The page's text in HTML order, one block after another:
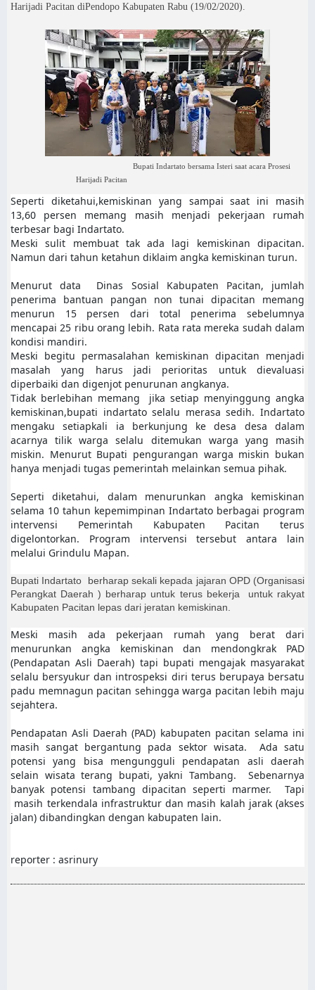
Harijadi Pacitan diPendopo Kabupaten Rabu (19/02/2020).
Bupati Indartato bersama Isteri saat acara Prosesi
Harijadi Pacitan
Seperti diketahui,kemiskinan yang sampai saat ini masih
13,60 persen memang masih menjadi pekerjaan rumah
terbesar bagi Indartato.
Meski sulit membuat tak ada lagi kemiskinan dipacitan.
Namun dari tahun ketahun diklaim angka kemiskinan turun.
Menurut data Dinas Sosial Kabupaten Pacitan, jumlah
penerima bantuan pangan non tunai dipacitan memang
menurun 15 persen dari total penerima sebelumnya
mencapai 25 ribu orang lebih. Rata rata mereka sudah dalam
kondisi mandiri.
Meski begitu permasalahan kemiskinan dipacitan menjadi
masalah yang harus jadi perioritas untuk dievaluasi
diperbaiki dan digenjot penurunan angkanya.
Tidak berlebihan memang jika setiap menyinggung angka
kemiskinan,bupati indartato selalu merasa sedih. Indartato
mengaku setiapkali ia berkunjung ke desa desa dalam
acarnya tilik warga selalu ditemukan warga yang masih
miskin. Menurut Bupati pengurangan warga miskin bukan
hanya menjadi tugas pemerintah melainkan semua pihak.
Seperti diketahui, dalam menurunkan angka kemiskinan
selama 10 tahun kepemimpinan Indartato berbagai program
intervensi Pemerintah Kabupaten Pacitan terus
digelontorkan. Program intervensi tersebut antara lain
melalui Grindulu Mapan.
Bupati Indartato berharap sekali kepada jajaran OPD (Organisasi
Perangkat Daerah ) berharap untuk terus bekerja untuk rakyat
Kabupaten Pacitan lepas dari jeratan kemiskinan.
Meski masih ada pekerjaan rumah yang berat dari
menurunkan angka kemiskinan dan mendongkrak PAD
(Pendapatan Asli Daerah) tapi bupati mengajak masyarakat
selalu bersyukur dan introspeksi diri terus berupaya bersatu
padu memnagun pacitan sehingga warga pacitan lebih maju
sejahtera.
Pendapatan Asli Daerah (PAD) kabupaten pacitan selama ini
masih sangat bergantung pada sektor wisata. Ada satu
potensi yang bisa mengungguli pendapatan asli daerah
selain wisata terang bupati, yakni Tambang. Sebenarnya
banyak potensi tambang dipacitan seperti marmer. Tapi
masih terkendala infrastruktur dan masih kalah jarak (akses
jalan) dibandingkan dengan kabupaten lain.
reporter : asrinury